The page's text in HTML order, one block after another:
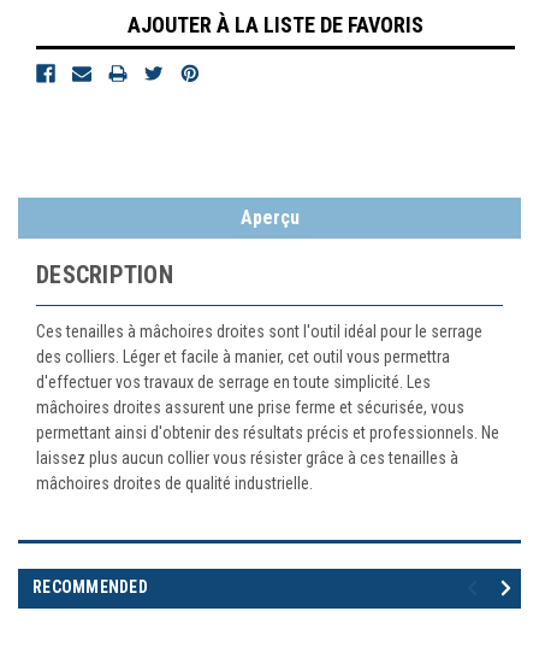
AJOUTER À LA LISTE DE FAVORIS
Aperçu
DESCRIPTION
Ces tenailles à mâchoires droites sont l'outil idéal pour le serrage
des colliers. Léger et facile à manier, cet outil vous permettra
d'effectuer vos travaux de serrage en toute simplicité. Les
mâchoires droites assurent une prise ferme et sécurisée, vous
permettant ainsi d'obtenir des résultats précis et professionnels. Ne
laissez plus aucun collier vous résister grâce à ces tenailles à
mâchoires droites de qualité industrielle.
RECOMMENDED